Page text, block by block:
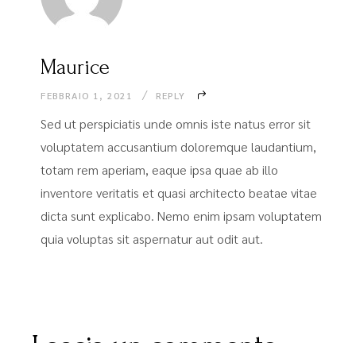
Maurice
FEBBRAIO 1, 2021 REPLY
Sed ut perspiciatis unde omnis iste natus error sit
voluptatem accusantium doloremque laudantium,
totam rem aperiam, eaque ipsa quae ab illo
inventore veritatis et quasi architecto beatae vitae
dicta sunt explicabo. Nemo enim ipsam voluptatem
quia voluptas sit aspernatur aut odit aut.